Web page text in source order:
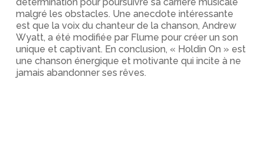
malgré les obstacles. Une anecdote intéressante
est que la voix du chanteur de la chanson, Andrew
Wyatt, a été modifiée par Flume pour créer un son
unique et captivant. En conclusion, « Holdin On » est
une chanson énergique et motivante qui incite à ne
jamais abandonner ses rêves.